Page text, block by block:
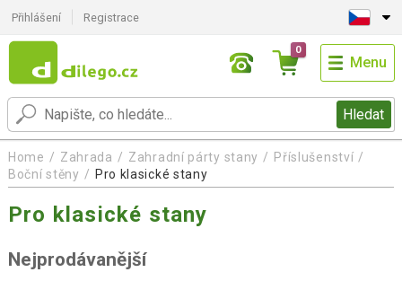
Přihlášení Registrace
Hledat
0
Menu
Home Zahrada Zahradní párty stany
Příslušenství
Boční stěny
Pro klasické stany
Pro klasické stany
Nejprodávanější